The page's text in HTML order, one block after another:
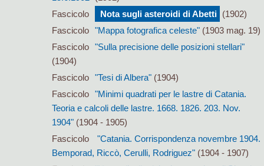
Fascicolo
Nota sugli asteroidi di Abetti
(1902)
Fascicolo
"Mappa fotografica celeste"(1903 mag. 19)
Fascicolo
"Sulla precisione delle posizioni stellari"
(1904)
Fascicolo
"Tesi di Albera"(1904)
Fascicolo
"Minimi quadrati per le lastre di Catania.
Teoria e calcoli delle lastre. 1668. 1826. 203. Nov.
1904"(1904 - 1905)
Fascicolo
"Catania. Corrispondenza novembre 1904.
Bemporad, Riccò, Cerulli, Rodriguez"(1904 - 1907)